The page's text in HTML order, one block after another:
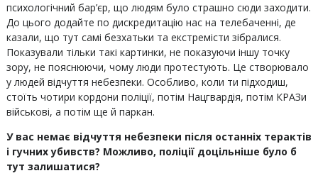
психологічний бар’єр, що людям було страшно сюди заходити.
До цього додайте по дискредитацію нас на телебаченні, де
казали, що тут самі безхатьки та екстремісти зібралися.
Показували тільки такі картинки, не показуючи іншу точку
зору, не пояснюючи, чому люди протестують. Це створювало
у людей відчуття небезпеки. Особливо, коли ти підходиш,
стоїть чотири кордони поліції, потім Нацгвардія, потім КРАЗи
військові, а потім ще й паркан.
У вас немає відчуття небезпеки після останніх терактів
і гучних убивств? Можливо, поліції доцільніше було б
тут залишатися?